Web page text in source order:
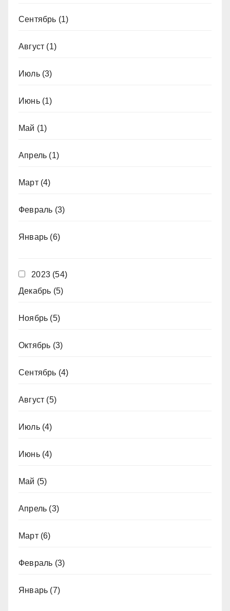
Сентябрь (1)
Август (1)
Июль(3)
Июнь(1)
Май (1)
Апрель (1)
Март(4)
Февраль (3)
Январь (6)
2023 (54)
Декабрь (5)
Ноябрь (5)
Октябрь (3)
Сентябрь (4)
Август (5)
Июль(4)
Июнь(4)
Май (5)
Апрель (3)
Март(6)
Февраль (3)
Январь (7)